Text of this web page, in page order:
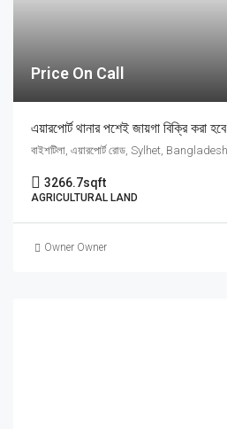
Price On Call
এয়ারপোর্ট থানার পশেই জায়গা বিক্রি করা হবে
3266.7sqft
AGRICULTURAL LAND
Owner Owner